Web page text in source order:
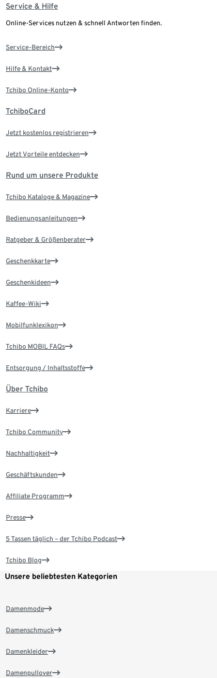
Service & Hilfe
Online-Services nutzen & schnell Antworten finden.
Service-Bereich
Hilfe & Kontakt
Tchibo Online-Konto
TchiboCard
Jetzt kostenlos registrieren
Jetzt Vorteile entdecken
Rund um unsere Produkte
Tchibo Kataloge & Magazine
Bedienungsanleitungen
Ratgeber & Größenberater
Geschenkkarte
Geschenkideen
Kaffee-Wiki
Mobilfunklexikon
Tchibo MOBIL FAQs
Entsorgung / Inhaltsstoffe
Über Tchibo
Karriere
Tchibo Community
Nachhaltigkeit
Geschäftskunden
Affiliate Programm
Presse
5 Tassen täglich – der Tchibo Podcast
Tchibo Blog
Unsere beliebtesten Kategorien
Damenmode
Damenschmuck
Damenkleider
Damenpullover